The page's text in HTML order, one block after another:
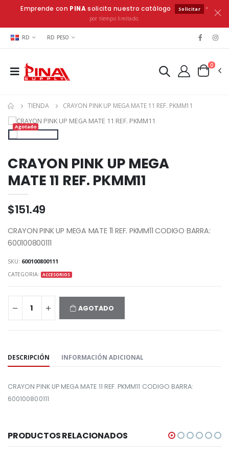
Emprende con PINAsolicita nuestro catálogo Solicitar
*
por tiempo limitado.
RD RD PESO
0
TIENDA CRAYON PINK UP MEGA MATE 11 REF. PKMM11
Agotado
CRAYON PINK UP MEGA
MATE 11 REF. PKMM11
$151.49
CRAYON PINK UP MEGA MATE 11 REF. PKMM11 CODIGO BARRA:
600100800111
SKU: 600100800111
CATEGORIA: ACCESORIOS
AGOTADO
DESCRIPCIÓN INFORMACIÓN ADICIONAL
CRAYON PINK UP MEGA MATE 11 REF. PKMM11 CODIGO BARRA:
600100800111
PRODUCTOS RELACIONADOS